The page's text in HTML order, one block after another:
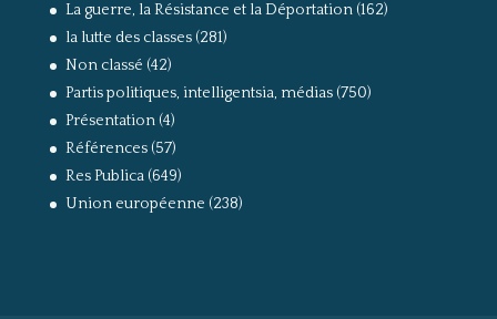
La guerre, la Résistance et la Déportation(162)
la lutte des classes(281)
Non classé (42)
Partis politiques, intelligentsia, médias(750)
Présentation(4)
Références(57)
Res Publica(649)
Union européenne (238)